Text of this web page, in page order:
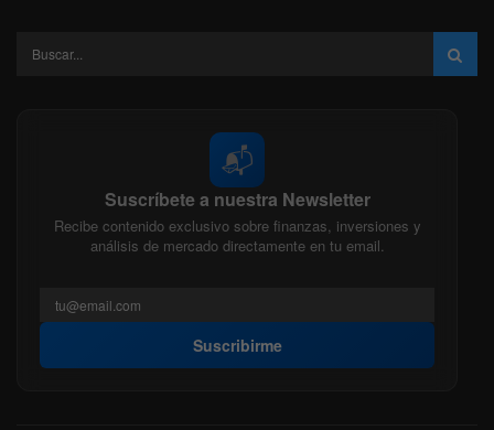
📬
Suscríbete a nuestra Newsletter
Recibe contenido exclusivo sobre finanzas, inversiones y
análisis de mercado directamente en tu email.
Suscribirme